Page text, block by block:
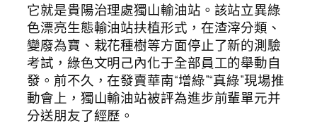
它就是貴陽治理處獨山輸油站。該站立異綠
色漂亮生態輸油站扶植形式，在渣滓分類、
變廢為寶、栽花種樹等方面停止了新的測驗
考試，綠色文明己內化于全部員工的舉動自
發。前不久，在發賣華南“增綠”“真綠”現場推
動會上，獨山輸油站被評為進步前輩單元并
分送朋友了經歷。